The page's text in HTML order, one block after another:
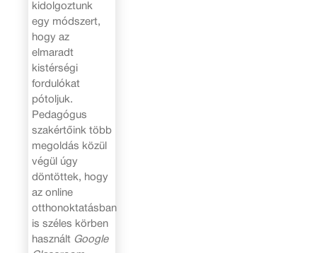
kidolgoztunk
egy módszert,
hogy az
elmaradt
kistérségi
fordulókat
pótoljuk.
Pedagógus
szakértőink több
megoldás közül
végül úgy
döntöttek, hogy
az online
otthonoktatásban
is széles körben
használt Google